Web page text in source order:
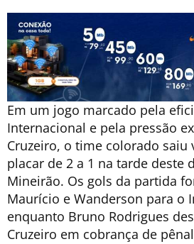
Em um jogo marcado pela
Internacional e pela pressão
Cruzeiro, o time colorado
placar de 2 a 1 na tarde deste
Mineirão. Os gols da partida
Maurício e Wanderson para o
enquanto Bruno Rodrigues
Cruzeiro em cobrança de